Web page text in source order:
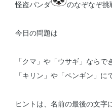
怪盗パンダ のなぞなぞ挑
今日の問題は
「クマ」や「ウサギ」ならで
「キリン」や「ペンギン」に
ヒントは、名前の最後の文字